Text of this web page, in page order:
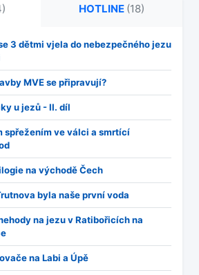
HOTLINE (18)
3 dětmi vjela do nebezpečného jezu
MVE se připravují?
u jezů - II. díl
spřežením ve válci a smrtící
na východě Čech
byla naše první voda
na jezu v Ratibořicích na
na Labi a Úpě